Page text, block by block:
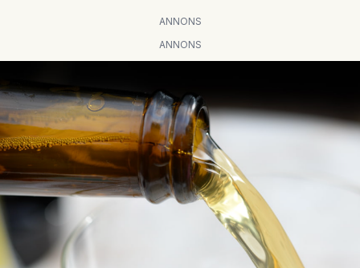
ANNONS
ANNONS